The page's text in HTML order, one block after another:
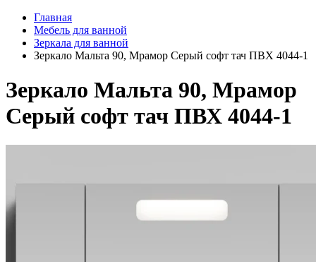
Главная
Мебель для ванной
Зеркала для ванной
Зеркало Мальта 90, Мрамор Серый софт тач ПВХ 4044-1
Зеркало Мальта 90, Мрамор
Серый софт тач ПВХ 4044-1